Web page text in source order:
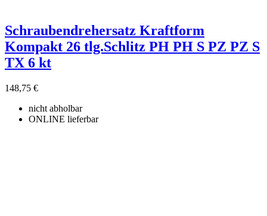
Schraubendrehersatz Kraftform
Kompakt 26 tlg.Schlitz PH PH S PZ PZ S
TX 6 kt
148,75 €
nicht abholbar
ONLINE lieferbar